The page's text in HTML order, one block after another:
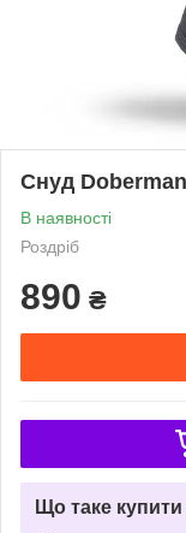
Снуд
В наявності
Роздріб
890 ₴
Що таке